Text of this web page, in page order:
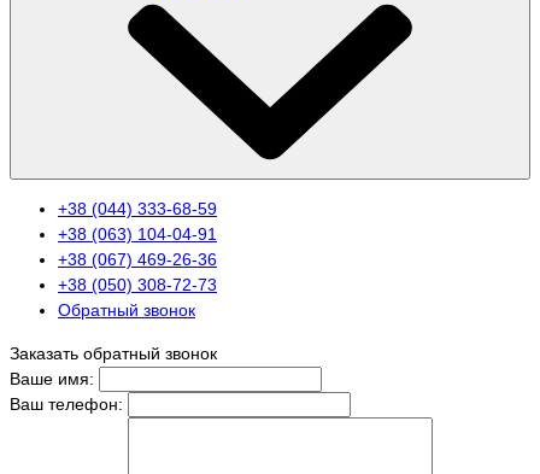
+38 (044) 333-68-59
+38 (063) 104-04-91
+38 (067) 469-26-36
+38 (050) 308-72-73
Обратный звонок
Заказать обратный звонок
Ваше имя:
Ваш телефон: